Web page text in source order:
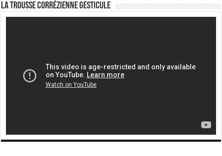
La Trousse corrézienne gesticule